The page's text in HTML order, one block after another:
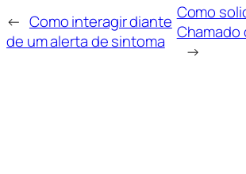
← Como interagir diante
de um alerta de sintoma
Como
Chamado
→